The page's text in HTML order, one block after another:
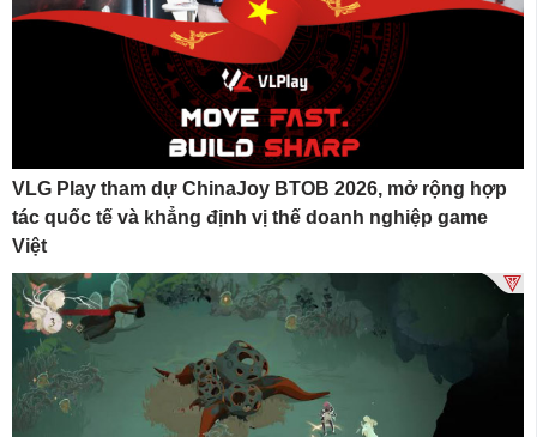
VLG Play tham dự ChinaJoy BTOB 2026, mở rộng hợp
tác quốc tế và khẳng định vị thế doanh nghiệp game
Việt